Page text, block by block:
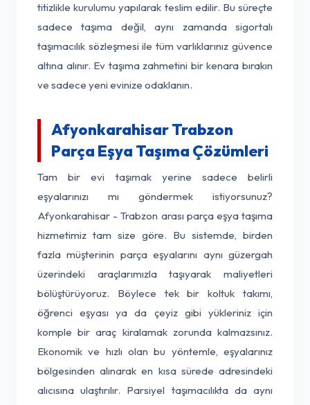
titizlikle kurulumu yapılarak teslim edilir. Bu süreçte
sadece taşıma değil, aynı zamanda sigortalı
taşımacılık sözleşmesi ile tüm varlıklarınız güvence
altına alınır. Ev taşıma zahmetini bir kenara bırakın
ve sadece yeni evinize odaklanın.
Afyonkarahisar Trabzon
Parça Eşya Taşıma Çözümleri
Tam bir evi taşımak yerine sadece belirli
eşyalarınızı mı göndermek istiyorsunuz?
Afyonkarahisar - Trabzon arası parça eşya taşıma
hizmetimiz tam size göre. Bu sistemde, birden
fazla müşterinin parça eşyalarını aynı güzergah
üzerindeki araçlarımızla taşıyarak maliyetleri
bölüştürüyoruz. Böylece tek bir koltuk takımı,
öğrenci eşyası ya da çeyiz gibi yükleriniz için
komple bir araç kiralamak zorunda kalmazsınız.
Ekonomik ve hızlı olan bu yöntemle, eşyalarınız
bölgesinden alınarak en kısa sürede adresindeki
alıcısına ulaştırılır. Parsiyel taşımacılıkta da aynı